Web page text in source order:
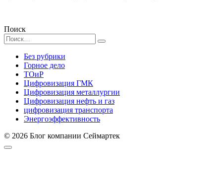
Поиск
Search
for:
Без рубрики
Горное дело
ТОиР
Цифровизация ГМК
Цифровизация металлургии
Цифровизация нефть и газ
цифровизация транспорта
Энергоэффективность
© 2026 Блог компании Сеймартек